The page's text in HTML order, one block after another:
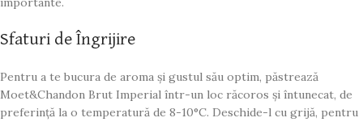
Sfaturi de Îngrijire
Pentru a te bucura de aroma și gustul său optim, păstrează
Moet&Chandon Brut Imperial într-un loc răcoros și întunecat, de
preferință la o temperatură de 8-10°C. Deschide-l cu grijă, pentru